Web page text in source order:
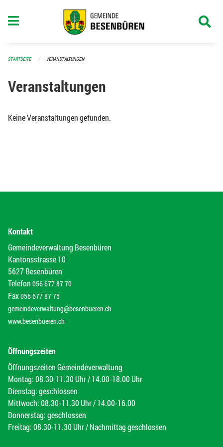
STARTSEITE VERANSTALTUNGEN
Veranstaltungen
Keine Veranstaltungen gefunden.
Kontakt
Gemeindeverwaltung Besenbüren
Kantonsstrasse 10
5627 Besenbüren
Telefon 056 677 87 70
Fax056 677 87 75
gemeindeverwaltung@besenbueren.ch
www.besenbueren.ch
Öffnungszeiten
Öffnungszeiten Gemeindeverwaltung
Montag: 08.30-11.30 Uhr / 14.00-18.00 Uhr
Dienstag: geschlossen
Mittwoch: 08.30-11.30 Uhr / 14.00-16.00
Donnerstag: geschlossen
Freitag: 08.30-11.30 Uhr / Nachmittag geschlossen